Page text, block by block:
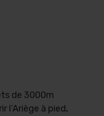
de 3000m
l’Ariège à pied,